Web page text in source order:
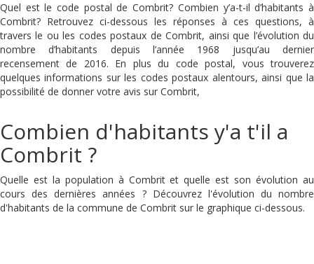
Quel est le code postal de Combrit? Combien y’a-t-il d’habitants à
Combrit? Retrouvez ci-dessous les réponses à ces questions, à
travers le ou les codes postaux de Combrit, ainsi que l’évolution du
nombre d’habitants depuis l’année 1968 jusqu’au dernier
recensement de 2016. En plus du code postal, vous trouverez
quelques informations sur les codes postaux alentours, ainsi que la
possibilité de donner votre avis sur Combrit,
Combien d'habitants y'a t'il a
Combrit ?
Quelle est la population à Combrit et quelle est son évolution au
cours des dernières années ? Découvrez l'évolution du nombre
d'habitants de la commune de Combrit sur le graphique ci-dessous.